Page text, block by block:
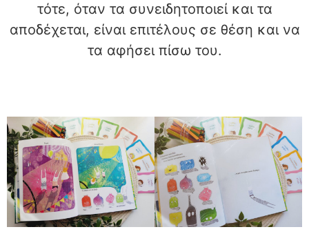
τότε, όταν τα συνειδητοποιεί και τα
αποδέχεται, είναι επιτέλους σε θέση και να
τα αφήσει πίσω του.